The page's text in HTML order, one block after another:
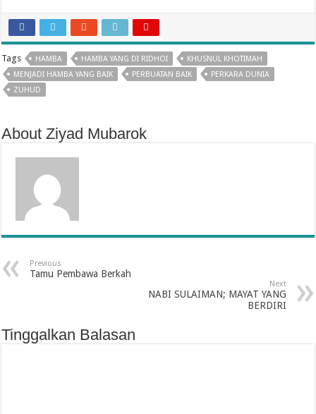
Tags HAMBA HAMBA YANG DI RIDHOI
KHUSNUL KHOTIMAH
MENJADI HAMBA YANG BAIK
PERBUATAN BAIK
PERKARA DUNIA
ZUHUD
About Ziyad Mubarok
Previous
Tamu Pembawa Berkah
Next
NABI SULAIMAN; MAYAT YANG
BERDIRI
Tinggalkan Balasan